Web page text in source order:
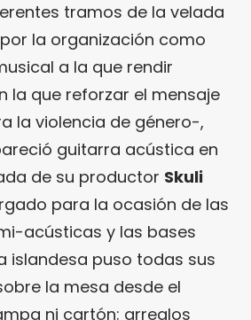
tramos de la velada
la organización como
a la que rendir
la que reforzar el mensaje
la violencia de género-,
guitarra acústica en
de su productor Skuli
para la ocasión de las
acústicas y las bases
islandesa puso todas sus
la mesa desde el
ni cartón: arreglos